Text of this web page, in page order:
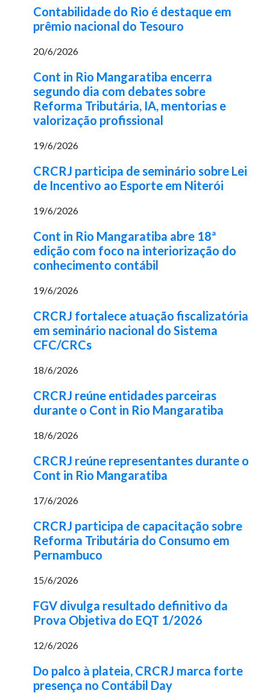
Contabilidade do Rio é destaque em
prêmio nacional do Tesouro
20/6/2026
Cont in Rio Mangaratiba encerra
segundo dia com debates sobre
Reforma Tributária, IA, mentorias e
valorização profissional
19/6/2026
CRCRJ participa de seminário sobre Lei
de Incentivo ao Esporte em Niterói
19/6/2026
Cont in Rio Mangaratiba abre 18ª
edição com foco na interiorização do
conhecimento contábil
19/6/2026
CRCRJ fortalece atuação fiscalizatória
em seminário nacional do Sistema
CFC/CRCs
18/6/2026
CRCRJ reúne entidades parceiras
durante o Cont in Rio Mangaratiba
18/6/2026
CRCRJ reúne representantes durante o
Cont in Rio Mangaratiba
17/6/2026
CRCRJ participa de capacitação sobre
Reforma Tributária do Consumo em
Pernambuco
15/6/2026
FGV divulga resultado definitivo da
Prova Objetiva do EQT 1/2026
12/6/2026
Do palco à plateia, CRCRJ marca forte
presença no Contábil Day